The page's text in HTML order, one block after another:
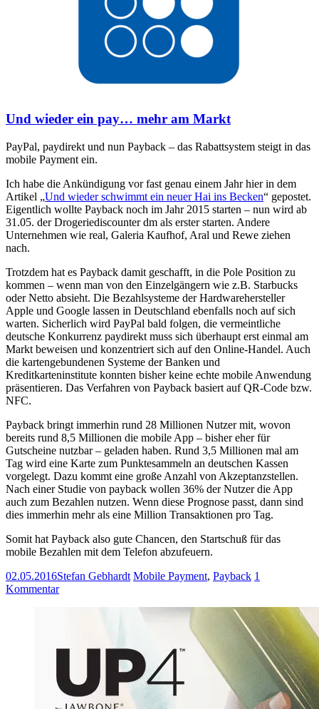
Und wieder ein pay… mehr am Markt
PayPal, paydirekt und nun Payback – das Rabattsystem steigt in das
mobile Payment ein.
Ich habe die Ankündigung vor fast genau einem Jahr hier in dem
Artikel „Und wieder schwimmt ein neuer Hai ins Becken“ gepostet.
Eigentlich wollte Payback noch im Jahr 2015 starten – nun wird ab
31.05. der Drogeriediscounter dm als erster starten. Andere
Unternehmen wie real, Galeria Kaufhof, Aral und Rewe ziehen
nach.
Trotzdem hat es Payback damit geschafft, in die Pole Position zu
kommen – wenn man von den Einzelgängern wie z.B. Starbucks
oder Netto absieht. Die Bezahlsysteme der Hardwarehersteller
Apple und Google lassen in Deutschland ebenfalls noch auf sich
warten. Sicherlich wird PayPal bald folgen, die vermeintliche
deutsche Konkurrenz paydirekt muss sich überhaupt erst einmal am
Markt beweisen und konzentriert sich auf den Online-Handel. Auch
die kartengebundenen Systeme der Banken und
Kreditkarteninstitute konnten bisher keine echte mobile Anwendung
präsentieren. Das Verfahren von Payback basiert auf QR-Code bzw.
NFC.
Payback bringt immerhin rund 28 Millionen Nutzer mit, wovon
bereits rund 8,5 Millionen die mobile App – bisher eher für
Gutscheine nutzbar – geladen haben. Rund 3,5 Millionen mal am
Tag wird eine Karte zum Punktesammeln an deutschen Kassen
vorgelegt. Dazu kommt eine große Anzahl von Akzeptanzstellen.
Nach einer Studie von payback wollen 36% der Nutzer die App
auch zum Bezahlen nutzen. Wenn diese Prognose passt, dann sind
dies immerhin mehr als eine Million Transaktionen pro Tag.
Somit hat Payback also gute Chancen, den Startschuß für das
mobile Bezahlen mit dem Telefon abzufeuern.
02.05.2016Stefan Gebhardt Mobile Payment, Payback 1
Kommentar